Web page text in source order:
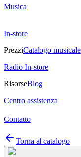
Musica
In-store
PrezziCatalogo musicale
Radio In-store
RisorseBlog
Centro assistenza
Contatto
Torna al catalogo